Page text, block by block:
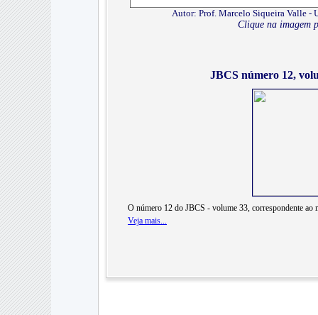
Autor: Prof. Marcelo Siqueira Valle -
Clique na imagem
JBCS número 12,
O número 12 do JBCS - volume 33, correspondente ao
Veja mais...